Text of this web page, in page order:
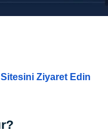
Ziyaret Edin